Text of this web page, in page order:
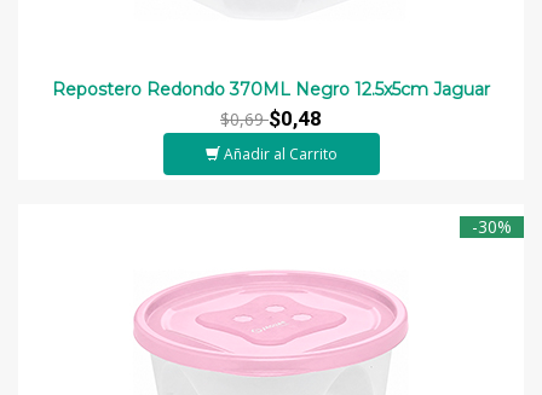
Repostero Redondo 370ML Negro 12.5x5cm Jaguar
$0,69$0,48
Añadir al Carrito
-30%